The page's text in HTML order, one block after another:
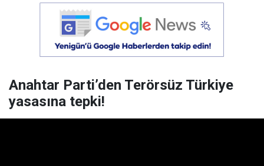
Anahtar Parti’den Terörsüz Türkiye
yasasına tepki!